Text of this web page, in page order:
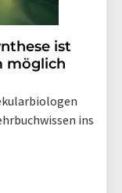
ist
möglich
ins